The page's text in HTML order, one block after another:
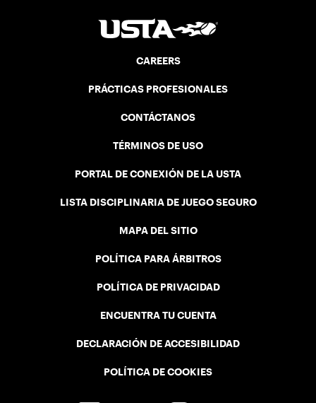
CAREERS
PRÁCTICAS PROFESIONALES
CONTÁCTANOS
TÉRMINOS DE USO
PORTAL DE CONEXIÓN DE LA USTA
LISTA DISCIPLINARIA DE JUEGO SEGURO
MAPA DEL SITIO
POLÍTICA PARA ÁRBITROS
POLÍTICA DE PRIVACIDAD
ENCUENTRA TU CUENTA
DECLARACIÓN DE ACCESIBILIDAD
POLÍTICA DE COOKIES